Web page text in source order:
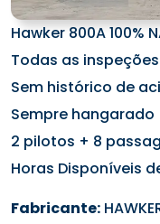
Hawker 800A 100%
Todas as
Sem histórico de
Sempre hangarado
2 pilotos + 8
Horas Disponíveis
Fabricante: